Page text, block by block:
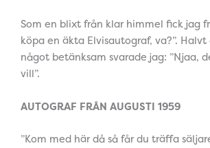
Som en blixt från klar himmel fick jag
köpa en äkta Elvisautograf, va?”.
något betänksam svarade jag: ”Njaa,
vill”.
AUTOGRAF FRÅN AUGUSTI 1959
”Kom med här då så får du träffa